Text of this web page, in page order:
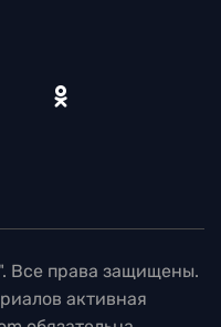
права защищены.
активная